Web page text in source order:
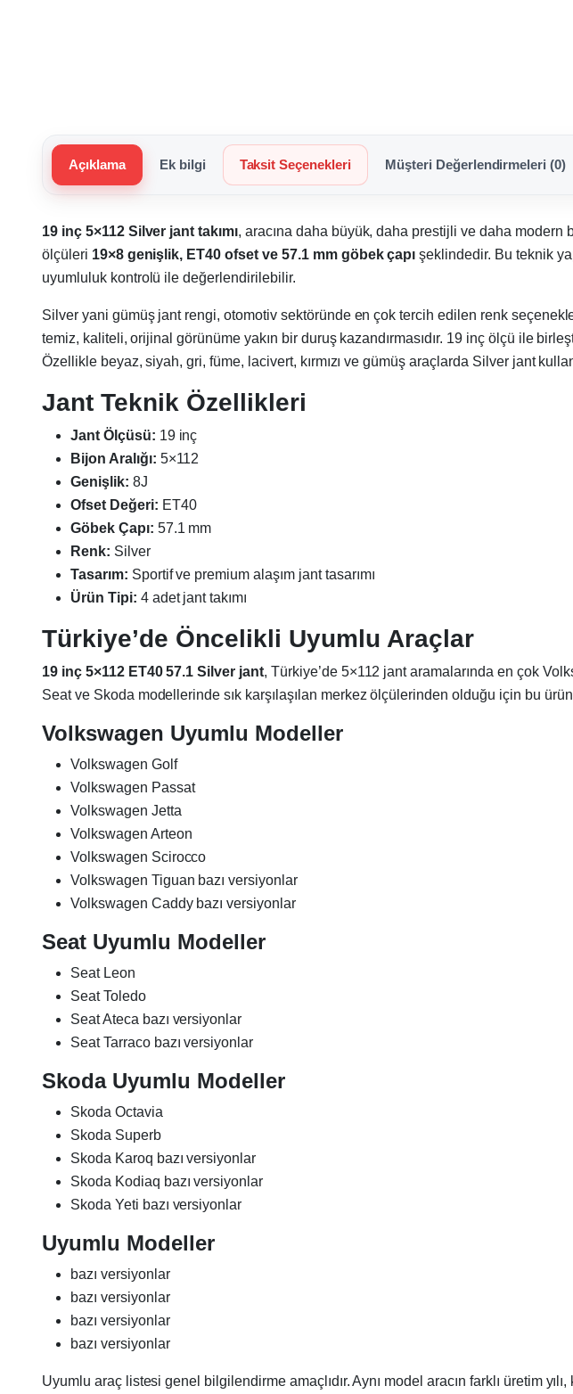
Açıklama Ek bilgi Taksit Seçenekleri Müşteri Değerlendirmeleri (0)
19 inç 5×112 Silver jant takımı, aracına daha büyük, daha prestijli ve daha modern
ölçüleri 19×8 genişlik, ET40 ofset ve 57.1 mm göbek çapı şeklindedir. Bu teknik
uyumluluk kontrolü ile değerlendirilebilir.
Silver yani gümüş jant rengi, otomotiv sektöründe en çok tercih edilen renk
temiz, kaliteli, orijinal görünüme yakın bir duruş kazandırmasıdır. 19 inç ölçü ile
Özellikle beyaz, siyah, gri, füme, lacivert, kırmızı ve gümüş araçlarda Silver jant
Jant Teknik Özellikleri
Jant Ölçüsü: 19 inç
Bijon Aralığı: 5×112
Genişlik: 8J
Ofset Değeri: ET40
Göbek Çapı: 57.1 mm
Renk: Silver
Tasarım: Sportif ve premium alaşım jant tasarımı
Ürün Tipi: 4 adet jant takımı
Türkiye’de Öncelikli Uyumlu Araçlar
19 inç 5×112 ET40 57.1 Silver jant, Türkiye’de 5×112 jant aramalarında en çok
Seat ve Skoda modellerinde sık karşılaşılan merkez ölçülerinden olduğu için bu
Volkswagen Uyumlu Modeller
Volkswagen Golf
Volkswagen Passat
Volkswagen Jetta
Volkswagen Arteon
Volkswagen Scirocco
Volkswagen Tiguan bazı versiyonlar
Volkswagen Caddy bazı versiyonlar
Seat Uyumlu Modeller
Seat Leon
Seat Toledo
Seat Ateca bazı versiyonlar
Seat Tarraco bazı versiyonlar
Skoda Uyumlu Modeller
Skoda Octavia
Skoda Superb
Skoda Karoq bazı versiyonlar
Skoda Kodiaq bazı versiyonlar
Skoda Yeti bazı versiyonlar
Uyumlu Modeller
bazı versiyonlar
bazı versiyonlar
bazı versiyonlar
bazı versiyonlar
Uyumlu araç listesi genel bilgilendirme amaçlıdır. Aynı model aracın farklı üretim